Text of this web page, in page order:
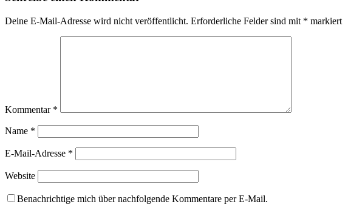
Deine E-Mail-Adresse wird nicht veröffentlicht. Erforderliche Felder sind mit * markiert
Kommentar *
Name *
E-Mail-Adresse *
Website
Benachrichtige mich über nachfolgende Kommentare per E-Mail.